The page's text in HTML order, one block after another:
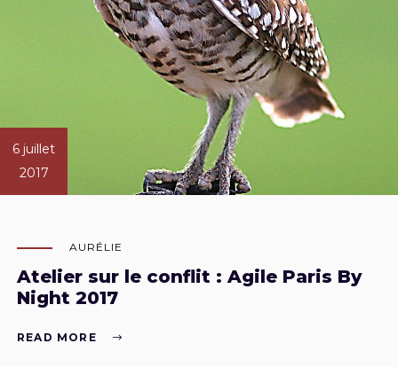
6 juillet
2017
AURÉLIE
Atelier sur le conflit : Agile Paris By
Night 2017
READ MORE